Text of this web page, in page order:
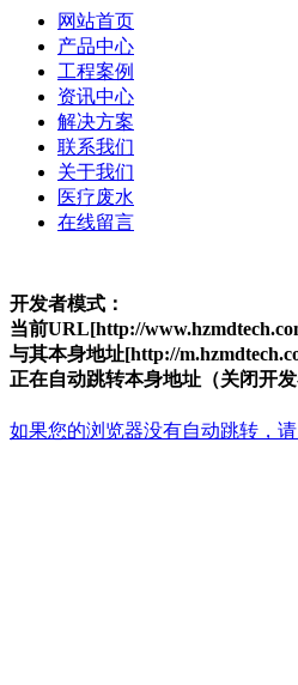
网站首页
产品中心
工程案例
资讯中心
解决方案
联系我们
关于我们
医疗废水
在线留言
开发者模式：
当前URL[http://
与其本身地址[http://
正在自动跳转本身地址（关闭开
如果您的浏览器没有自动跳转，